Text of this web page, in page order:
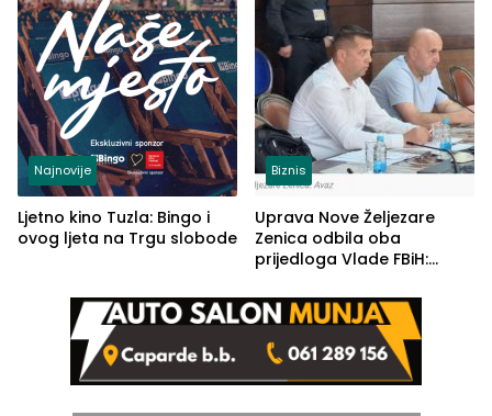
Najnovije
Ljetno kino Tuzla: Bingo i
ovog ljeta na Trgu slobode
Biznis
Uprava Nove Željezare
Zenica odbila oba
prijedloga Vlade FBiH:
rješenje